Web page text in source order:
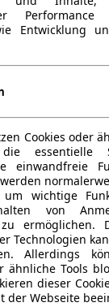
Entwicklung
Cookies oder
essentielle
um wichtige
von
ermöglichen.
Technologien
Allerdings
ähnliche Tools
dieser
der Webseite